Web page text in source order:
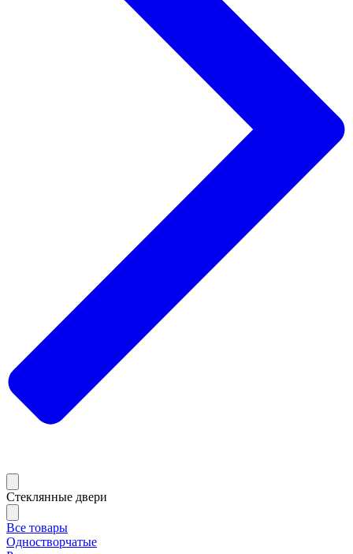
Стеклянные двери
Все товары
Одностворчатые